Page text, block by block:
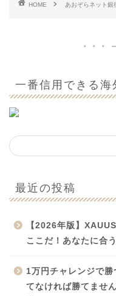
HOME あおぞらネット銀
一番信用できる
最近の投稿
【2026年版】
ここだ！あなたに合
1万円チャレンジで
てなければ勝てませ